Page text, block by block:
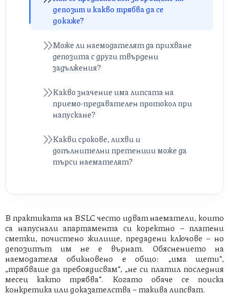
депозит и какво трябва да се
докаже?
Може ли наемодателят да прихване
депозита с други твърдени
задължения?
Какво значение има липсата на
приемо-предавателен протокол при
напускане?
Какви срокове, лихви и
допълнителни претенции може да
търси наемателят?
В практиката на BSLC често идват наематели, които
са напуснали апартамента си коректно – платени
сметки, почистено жилище, предадени ключове – но
депозитът им не е върнат. Обяснението на
наемодателя обикновено е общо: „има щети“,
„трябваше да пребоядисвам“, „не си платил последния
месец както трябва“. Когато обаче се поиска
конкретика или доказателства – такива липсват.